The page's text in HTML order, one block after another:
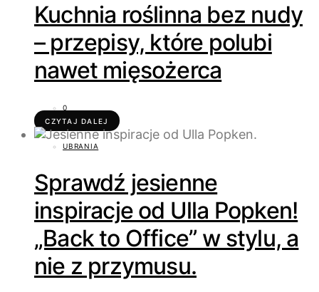
Kuchnia roślinna bez nudy
– przepisy, które polubi
nawet mięsożerca
0
CZYTAJ DALEJ
UBRANIA
Sprawdź jesienne
inspiracje od Ulla Popken!
„Back to Office” w stylu, a
nie z przymusu.